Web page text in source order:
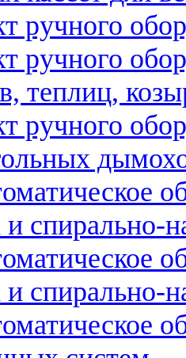
ручного
ручного
теплиц,
ручного
спирально-
спирально-